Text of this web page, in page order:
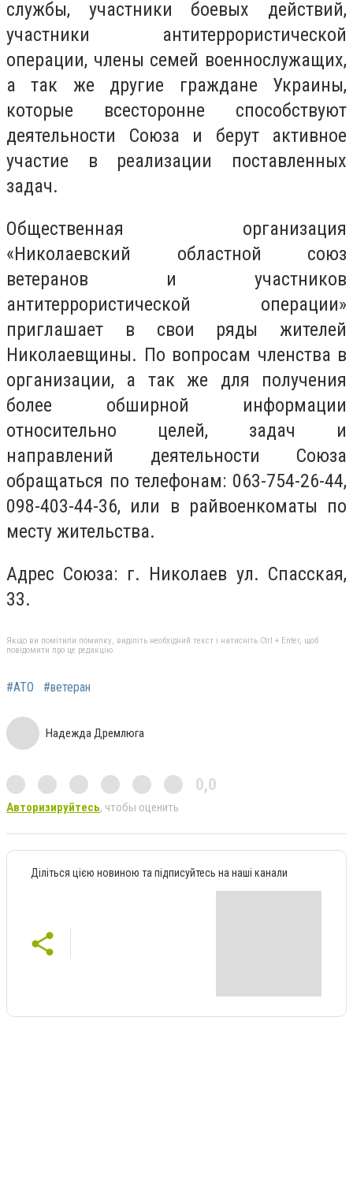
службы, участники боевых действий,
участники антитеррористической
операции, члены семей военнослужащих,
а так же другие граждане Украины,
которые всесторонне способствуют
деятельности Союза и берут активное
участие в реализации поставленных
задач.
Общественная организация
«Николаевский областной союз
ветеранов и участников
антитеррористической операции»
приглашает в свои ряды жителей
Николаевщины. По вопросам членства в
организации, а так же для получения
более обширной информации
относительно целей, задач и
направлений деятельности Союза
обращаться по телефонам: 063-754-26-44,
098-403-44-36, или в райвоенкоматы по
месту жительства.
Адрес Союза: г. Николаев ул. Спасская,
33.
Якщо ви помітили помилку, виділіть необхідний текст і натисніть Ctrl + Enter, щоб
повідомити про це редакцію
#АТО #ветеран
Надежда Дремлюга
0,0
Авторизируйтесь, чтобы оценить
Діліться цією новиною та підписуйтесь на наші канали